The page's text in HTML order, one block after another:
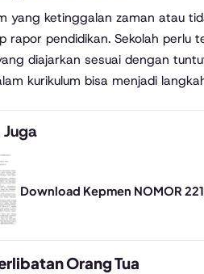
yang ketinggalan zaman atau
rapor pendidikan. Sekolah perlu
diajarkan sesuai dengan
kurikulum bisa menjadi
Download Kepmen NOMOR
Orang Tua